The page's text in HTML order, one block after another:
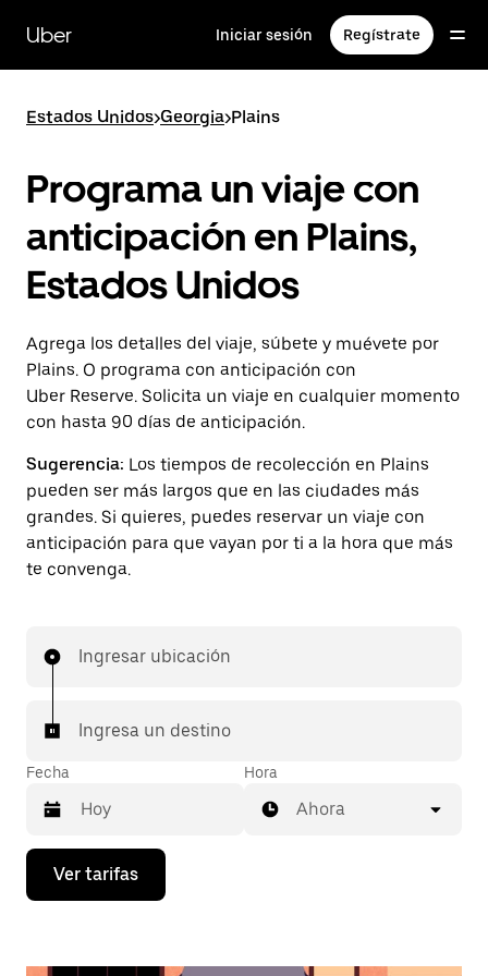
contenido
principal
Uber Iniciar sesión Regístrate
Estados Unidos>Georgia>Plains
Programa un viaje con
anticipación en Plains,
Estados Unidos
Agrega los detalles del viaje, súbete y muévete por
Plains. O programa con anticipación con
Uber Reserve. Solicita un viaje en cualquier momento
con hasta 90 días de anticipación.
Sugerencia: Los tiempos de recolección en Plains
pueden ser más largos que en las ciudades más
grandes. Si quieres, puedes reservar un viaje con
anticipación para que vayan por ti a la hora que más
te convenga.
Ingresar ubicación
Ingresa un destino
Fecha
Presiona
flecha
Hora
Ahora
Ver tarifas